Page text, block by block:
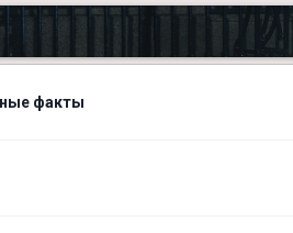
факты